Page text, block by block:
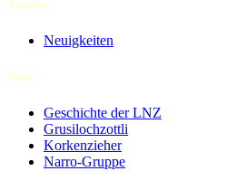
Aktuelles
Neuigkeiten
Zunft
Geschichte der LNZ
Grusilochzottli
Korkenzieher
Narro-Gruppe